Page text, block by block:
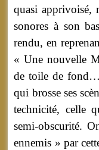
quasi apprivoisé,
sonores à son
rendu, en
« Une nouvelle
de toile de fond…
qui brosse ses
technicité, celle
semi-obscurité.
ennemis » par